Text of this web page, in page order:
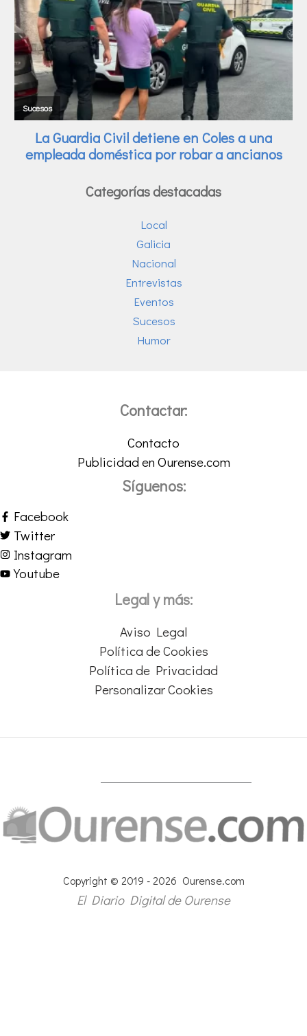
Categorías destacadas
Local
Galicia
Nacional
Entrevistas
Eventos
Sucesos
Humor
Contactar:
Contacto
Publicidad en Ourense.com
Síguenos:
Facebook
Twitter
Instagram
Youtube
Legal y más:
Aviso Legal
Política de Cookies
Política de Privacidad
Personalizar Cookies
Copyright © 2019 - 2026 Ourense.com
El Diario Digital de Ourense